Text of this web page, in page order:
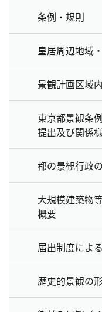
条例・規則
皇居周辺地域
景観計画区域
東京都景観条
提出及び関係
都の景観行政
大規模建築物
概要
届出制度によ
歴史的景観の